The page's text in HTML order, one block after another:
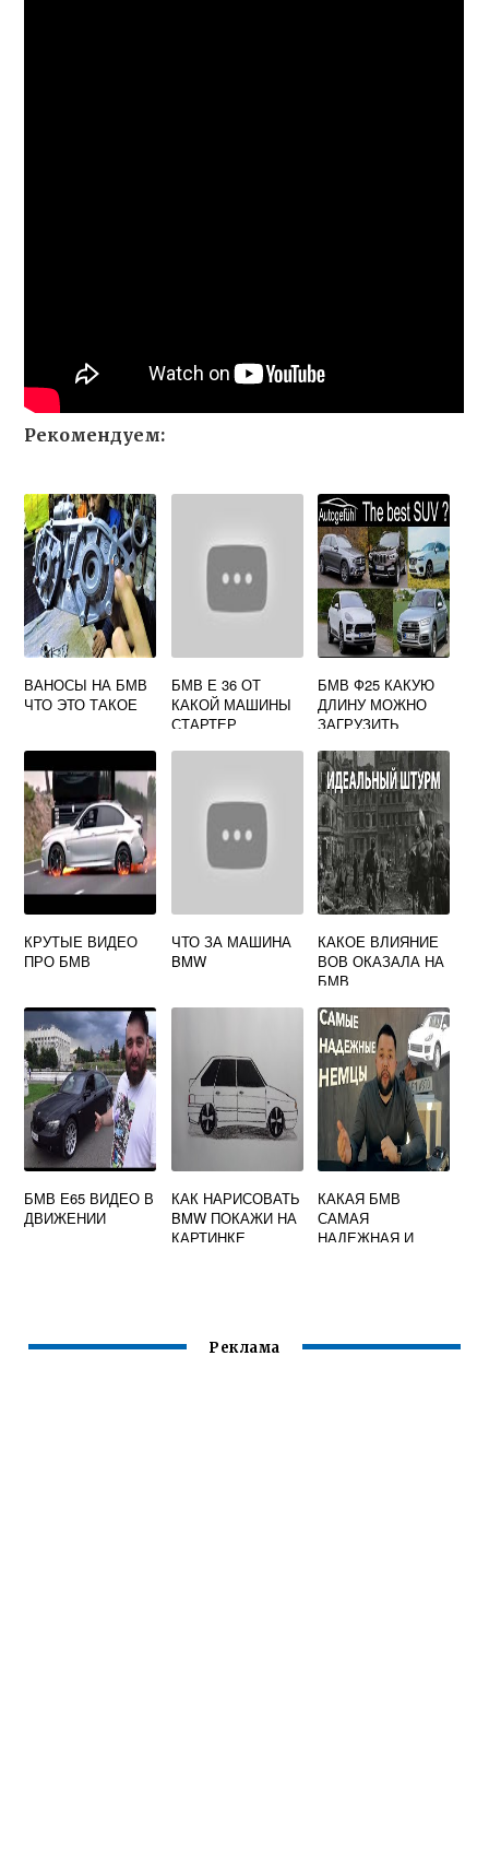
Рекомендуем:
ВАНОСЫ НА БМВ
ЧТО ЭТО ТАКОЕ
БМВ Е 36 ОТ
КАКОЙ МАШИНЫ
СТАРТЕР
БМВ Ф25 КАКУЮ
ДЛИНУ МОЖНО
ЗАГРУЗИТЬ
КРУТЫЕ ВИДЕО
ПРО БМВ
ЧТО ЗА МАШИНА
BMW
КАКОЕ ВЛИЯНИЕ
ВОВ ОКАЗАЛА НА
БМВ
БМВ Е65 ВИДЕО В
ДВИЖЕНИИ
КАК НАРИСОВАТЬ
BMW ПОКАЖИ НА
КАРТИНКЕ
КАКАЯ БМВ
САМАЯ
НАДЕЖНАЯ И
Реклама